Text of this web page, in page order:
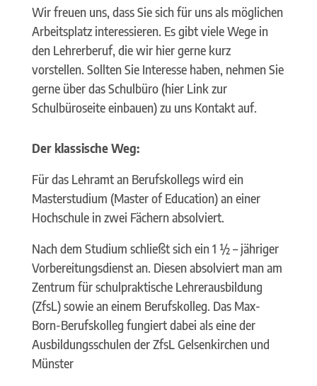
Wir freuen uns, dass Sie sich für uns als möglichen
Arbeitsplatz interessieren. Es gibt viele Wege in
den Lehrerberuf, die wir hier gerne kurz
vorstellen. Sollten Sie Interesse haben, nehmen Sie
gerne über das Schulbüro (hier Link zur
Schulbüroseite einbauen) zu uns Kontakt auf.
Der klassische Weg:
Für das Lehramt an Berufskollegs wird ein
Masterstudium (Master of Education) an einer
Hochschule in zwei Fächern absolviert.
Nach dem Studium schließt sich ein 1 ½ – jähriger
Vorbereitungsdienst an. Diesen absolviert man am
Zentrum für schulpraktische Lehrerausbildung
(ZfsL) sowie an einem Berufskolleg. Das Max-
Born-Berufskolleg fungiert dabei als eine der
Ausbildungsschulen der ZfsL Gelsenkirchen und
Münster